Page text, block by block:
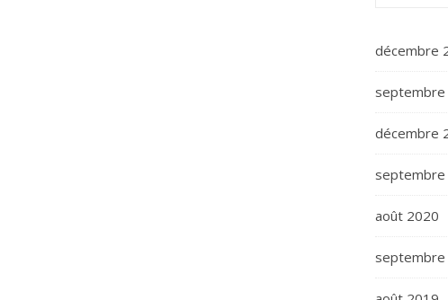
décembre
décembre
septembre
août 2020
septembre